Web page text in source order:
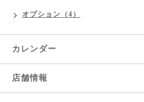
オプション（4）
カレンダー
店舗情報